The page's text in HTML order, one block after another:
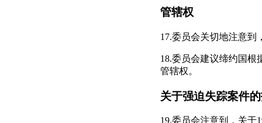
管辖权
17.委员会关切地注意到
18.委员会建议缔约国根
管辖权。
关于强迫失踪案件
19.委员会注意到，关于